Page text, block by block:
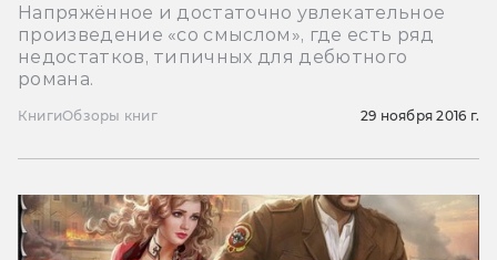
Напряжённое и достаточно увлекательное
произведение «со смыслом», где есть ряд
недостатков, типичных для дебютного
романа.
КнигиОбзоры книг 29 ноября 2016 г.